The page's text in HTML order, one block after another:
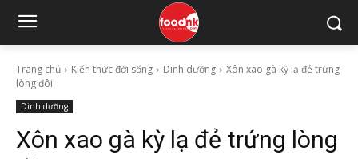
Trang chủ Kiến thức đời sống Dinh dưỡng
Xôn xao gà kỳ lạ đẻ trứng
lòng đôi
Dinh dưỡng
Xôn xao gà kỳ lạ đẻ trứng lòng